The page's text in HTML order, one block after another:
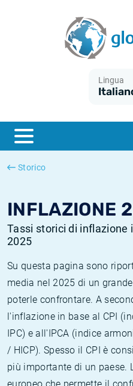
Lingua
Storico
INFLAZIONE
Tassi storici di inflazione
2025
Su questa pagina sono
media nel 2025 di un
poterle confrontare. A
l'inflazione in base al CPI
IPC) e all'IPCA (indice
/ HICP). Spesso il CPI è
più importante di un paese.
ESTER
SONIA
Cos'è l'inflazione CPI?
Cos'è l'inflazione HICP?
Inflazione Italia
Inflazione Stati Uniti
Tassi storici Euribor
Tassi storici di SONIA
Tassi storici di TONAR
Calcolatore dell’inflazione